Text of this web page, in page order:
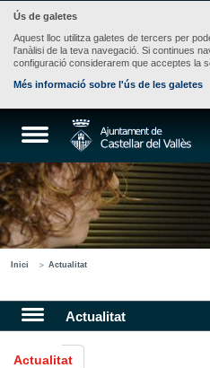
Ús de galetes
Aquest lloc utilitza galetes de tercers per
l'anàlisi de la teva navegació. Si continues
configuració considerarem que acceptes la
Més informació sobre l'ús de les galetes
Inici Actualitat
Actualitat
Actualitat